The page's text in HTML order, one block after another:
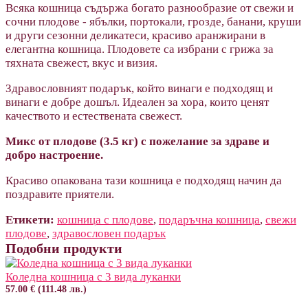
Всяка кошница съдържа богато разнообразие от свежи и
сочни плодове - ябълки, портокали, грозде, банани, круши
и други сезонни деликатеси, красиво аранжирани в
елегантна кошница. Плодовете са избрани с грижа за
тяхната свежест, вкус и визия.
Здравословният подарък, който винаги е подходящ и
винаги е добре дошъл. Идеален за хора, които ценят
качеството и естествената свежест.
Микс от плодове (3.5 кг) с пожелание за здраве и
добро настроение.
Красиво опакована тази кошница е подходящ начин да
поздравите приятели.
Етикети: кошница с плодове, подаръчна кошница, свежи
плодове, здравословен подарък
Подобни продукти
Коледна кошница с 3 вида луканки
57.00 € (111.48 лв.)